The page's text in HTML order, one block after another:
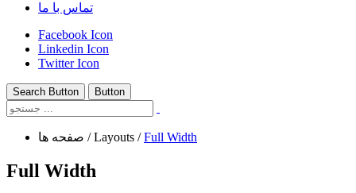
تماس با ما
Facebook Icon
Linkedin Icon
Twitter Icon
Search Button Button
صفحه ها /Layouts /Full Width
Full Width